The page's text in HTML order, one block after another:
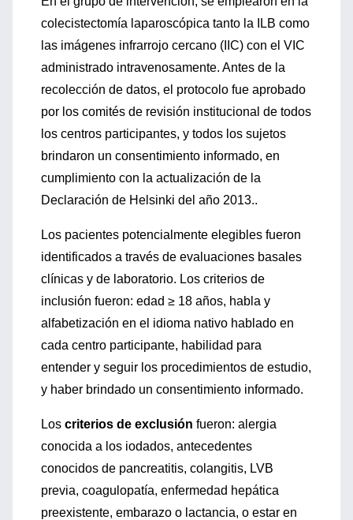
colecistectomía laparoscópica tanto la ILB como
las imágenes infrarrojo cercano (IIC) con el VIC
administrado intravenosamente. Antes de la
recolección de datos, el protocolo fue aprobado
por los comités de revisión institucional de todos
los centros participantes, y todos los sujetos
brindaron un consentimiento informado, en
cumplimiento con la actualización de la
Declaración de Helsinki del año 2013..
Los pacientes potencialmente elegibles fueron
identificados a través de evaluaciones basales
clínicas y de laboratorio. Los criterios de
inclusión fueron: edad ≥ 18 años, habla y
alfabetización en el idioma nativo hablado en
cada centro participante, habilidad para
entender y seguir los procedimientos de estudio,
y haber brindado un consentimiento informado.
Los criterios de exclusión fueron: alergia
conocida a los iodados, antecedentes
conocidos de pancreatitis, colangitis, LVB
previa, coagulopatía, enfermedad hepática
preexistente, embarazo o lactancia, o estar en